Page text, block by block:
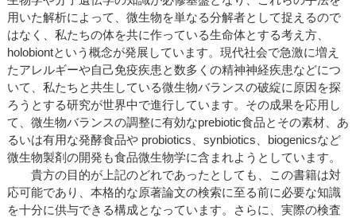
用いた解析によって、微生物を単なる分解者として捉えるので
はなく、私たちの体を共に作っている生命体とする考え方、
holobiontという概念が発展しています。現代社会で急激に増え
たアレルギーや自己免疫疾患と数多くの精神神経疾患などにつ
いて、私たちと共生している微生物バランスの破綻に原因を探
ろうとする研究が世界中で進行しています。その成果を応用し
て、微生物バランスの調整に有効なprebiotic食品とその素材、あ
るいは有用な発酵食品や probiotics、synbiotics、biogenicsなど
微生物製剤の開発も食品微生物学に含まれようとしています。
貴方の目的が上記のどれであったとしても、この書籍は対
応可能であり、本格的な原著論文の検索に至る前に必要な知識
を十分に供与できる構成となっています。さらに、実際の検査